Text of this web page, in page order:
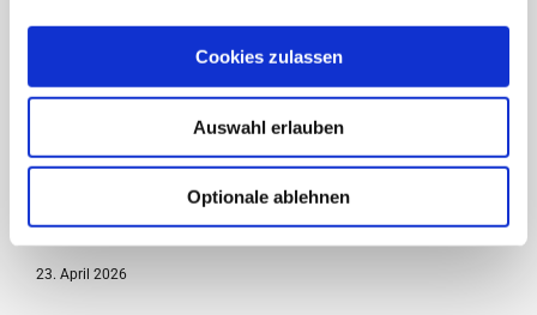
Cookies zulassen
Auswahl erlauben
Optionale ablehnen
23. April 2026